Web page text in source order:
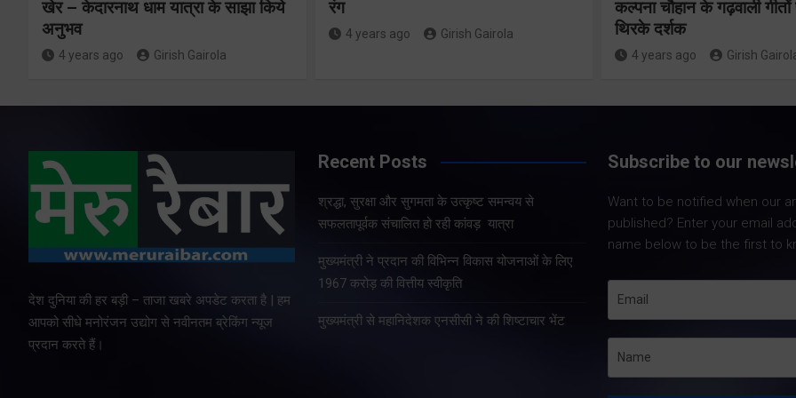
खेर – केदारनाथ धाम यात्रा के साझा किये
अनुभव
4 years ago Girish Gairola
रंग
4 years ago Girish Gairola
कल्पना चौहान के गढ़वाली
थिरके दर्शक
4 years ago Girish
देश दुनिया की हर बड़ी – ताजा खबरे अपडेट करता है | हम
आपको सीधे मनोरंजन उद्योग से नवीनतम ब्रेकिंग न्यूज
प्रदान करते हैं।
Recent Posts
श्रद्धा, सुरक्षा और सुगमता के उत्कृष्ट समन्वय से
सफलतापूर्वक संचालित हो रही कांवड़ यात्रा
मुख्यमंत्री ने प्रदान की विभिन्न विकास योजनाओं के लिए
1967 करोड़ की वित्तीय स्वीकृति
मुख्यमंत्री से महानिदेशक एनसीसी ने की शिष्टाचार भेंट
Subscribe to our
Want to be notified when our
published? Enter your email
name below to be the first to
में रहें अधिकारीः
Share Nowदेहरादून। मुख्य
सचिव आनंद बर्द्धन ने गुरुवार को
राज्य आपातकालीन परिचालन
केंद्र पहुंचकर प्रदेश में लगातार
उत्पन्न स्थिति की विस्तृत समीक्षा
कांवड़
Share Now
Share
मुख्यमंत्री पुष्कर सिंह
कुशल नेतृत्व एवं राज्य
सुचारु रूप से